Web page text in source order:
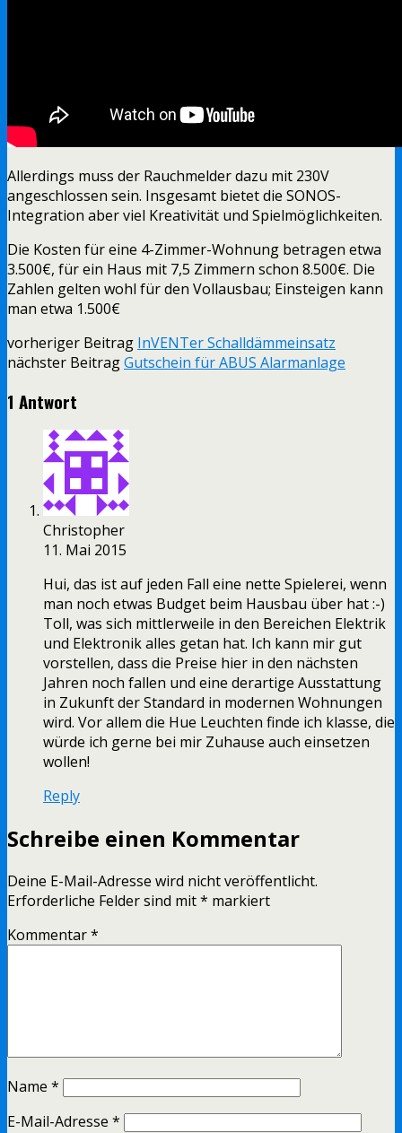
Allerdings muss der Rauchmelder dazu mit 230V
angeschlossen sein. Insgesamt bietet die SONOS-
Integration aber viel Kreativität und Spielmöglichkeiten.
Die Kosten für eine 4-Zimmer-Wohnung betragen etwa
3.500€, für ein Haus mit 7,5 Zimmern schon 8.500€. Die
Zahlen gelten wohl für den Vollausbau; Einsteigen kann
man etwa 1.500€
vorheriger Beitrag InVENTer Schalldämmeinsatz
nächster BeitragGutschein für ABUS Alarmanlage
1 Antwort
Christopher
11. Mai 2015
Hui, das ist auf jeden Fall eine nette Spielerei, wenn
man noch etwas Budget beim Hausbau über hat :-)
Toll, was sich mittlerweile in den Bereichen Elektrik
und Elektronik alles getan hat. Ich kann mir gut
vorstellen, dass die Preise hier in den nächsten
Jahren noch fallen und eine derartige Ausstattung
in Zukunft der Standard in modernen Wohnungen
wird. Vor allem die Hue Leuchten finde ich klasse, die
würde ich gerne bei mir Zuhause auch einsetzen
wollen!
Reply
Schreibe einen Kommentar
Deine E-Mail-Adresse wird nicht veröffentlicht.
Erforderliche Felder sind mit* markiert
Kommentar*
Name *
E-Mail-Adresse *